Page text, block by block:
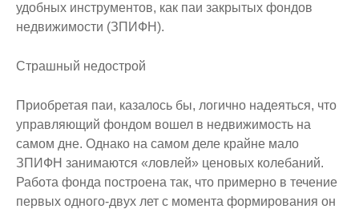
удобных инструментов, как паи закрытых фондов
недвижимости (ЗПИФН).
Страшный недострой
Приобретая паи, казалось бы, логично надеяться, что
управляющий фондом вошел в недвижимость на
самом дне. Однако на самом деле крайне мало
ЗПИФН занимаются «ловлей» ценовых колебаний.
Работа фонда построена так, что примерно в течение
первых одного-двух лет с момента формирования он